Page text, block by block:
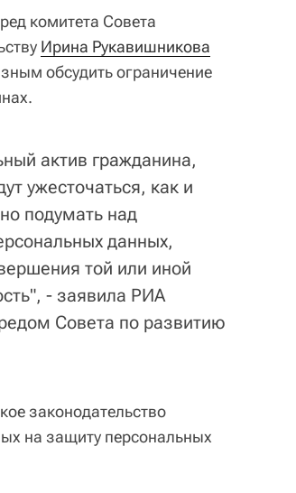
комитета Совета
Ирина Рукавишникова
обсудить ограничение
актив гражданина,
ужесточаться, как и
подумать над
данных,
той или иной
- заявила РИА
Совета по развитию
законодательство
на защиту персональных